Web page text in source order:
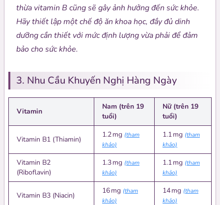
thừa vitamin B cũng sẽ gây ảnh hưởng đến sức khỏe.
Hãy thiết lập một chế độ ăn khoa học, đầy đủ dinh
dưỡng cần thiết với mức định lượng vừa phải để đảm
bảo cho sức khỏe.
3. Nhu Cầu Khuyến Nghị Hàng Ngày
Vitamin
Nam (trên 19
tuổi)
Nữ (trên 19
tuổi)
Vitamin B1 (Thiamin)
1.2 mg (tham
khảo)
1.1 mg (tham
khảo)
Vitamin B2
(Riboflavin)
1.3 mg (tham
khảo)
1.1 mg (tham
khảo)
Vitamin B3 (Niacin)
16 mg (tham
khảo)
14 mg (tham
khảo)